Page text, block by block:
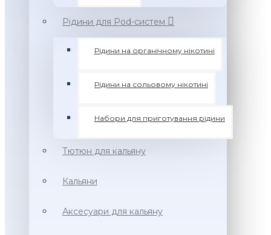
Рідини для Pod-систем
Рідини на органічному нікотині
Рідини на сольовому нікотині
Набори для приготування рідини
Тютюн для кальяну
Кальяни
Аксесуари для кальяну